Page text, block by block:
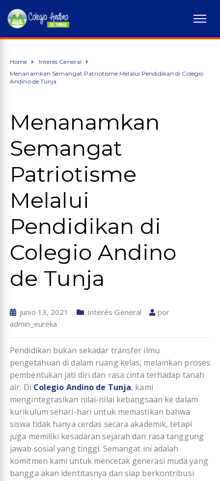
Home
Interés General
Menanamkan Semangat Patriotisme Melalui Pendidikan di Colegio
Andino de Tunja
Menanamkan
Semangat
Patriotisme
Melalui
Pendidikan di
Colegio Andino
de Tunja
junio 13, 2021 Interés General
por
admin_eureka
Pendidikan bukan sekadar transfer ilmu
pengetahuan di dalam ruang kelas, melainkan proses
pembentukan jati diri dan rasa cinta terhadap tanah
air. Di Colegio Andino de Tunja, kami
mengintegrasikan nilai-nilai kebangsaan ke dalam
kurikulum sehari-hari untuk memastikan bahwa
siswa tidak hanya cerdas secara akademik, tetapi
juga memiliki kesadaran sejarah dan rasa tanggung
jawab sosial yang tinggi. Semangat ini adalah
komitmen kami untuk mencetak generasi muda yang
bangga akan identitasnya dan siap berkontribusi